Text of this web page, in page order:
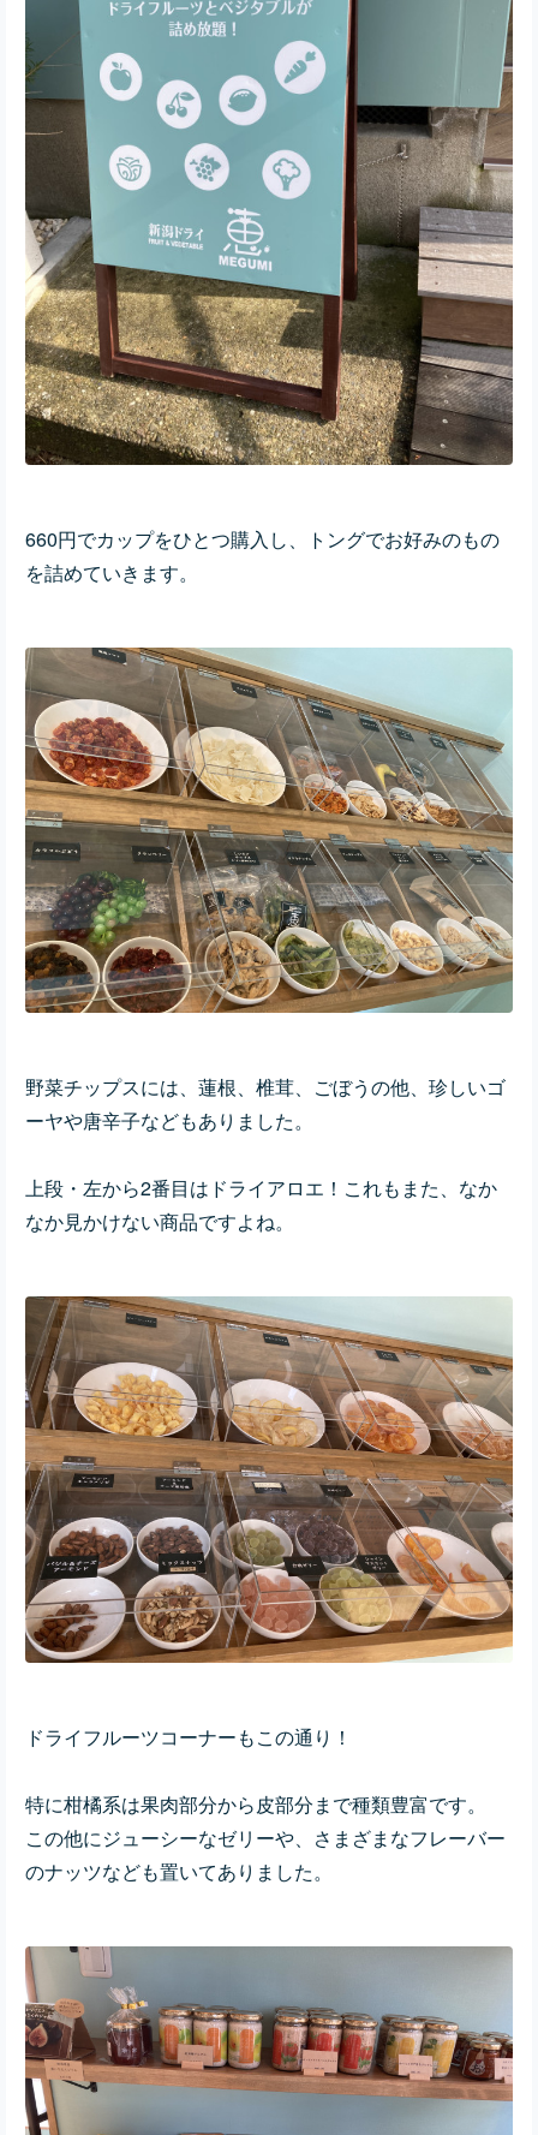
660円でカップをひとつ購入し、トングでお好みのもの
を詰めていきます。
野菜チップスには、 蓮根、椎茸、ごぼうの他、珍しいゴ
ーヤや唐辛子などもありました。
上段・左から2番目はドライアロエ！これもまた、なか
なか見かけない商品ですよね。
ドライフルーツコーナーもこの通り！
特に柑橘系は果肉部分から皮部分まで種類豊富です。
この他にジューシーなゼリーや、さまざまなフレーバー
のナッツなども置いてありました。